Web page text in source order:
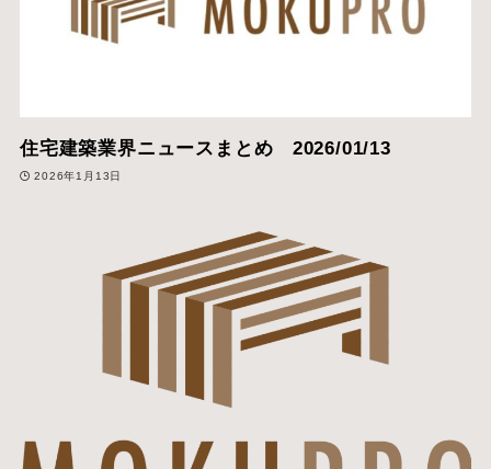
住宅建築業界ニュースまとめ 2026/01/13
2026年1月13日